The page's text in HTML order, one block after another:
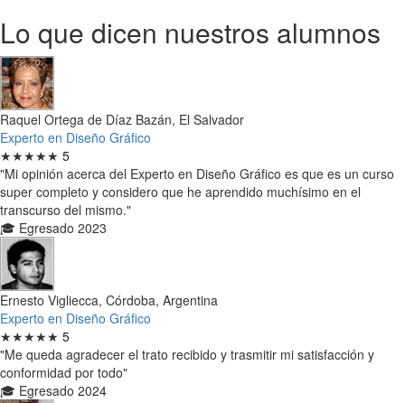
Lo que dicen nuestros alumnos
Raquel Ortega de Díaz Bazán, El Salvador
Experto en Diseño Gráfico
★★★★★ 5
"Mi opinión acerca del Experto en Diseño Gráfico es que es un curso
super completo y considero que he aprendido muchísimo en el
transcurso del mismo."
🎓 Egresado 2023
Ernesto Vigliecca, Córdoba, Argentina
Experto en Diseño Gráfico
★★★★★ 5
"Me queda agradecer el trato recibido y trasmitir mi satisfacción y
conformidad por todo"
🎓 Egresado 2024